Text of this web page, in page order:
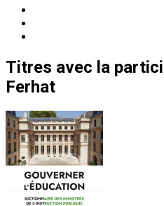
Titres avec la
Ferhat